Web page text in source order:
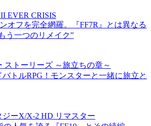
EVER CRISIS
オフを完全網羅。『FF7R』とは異なる
う一つのリメイク”
ストーリーズ ～旅立ちの章～
トルRPG！モンスターと一緒に旅立と
ーX/X-2 HD リマスター